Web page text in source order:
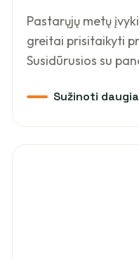
Pastarųjų metų
greitai prisitaikyti
Susidūrusios su